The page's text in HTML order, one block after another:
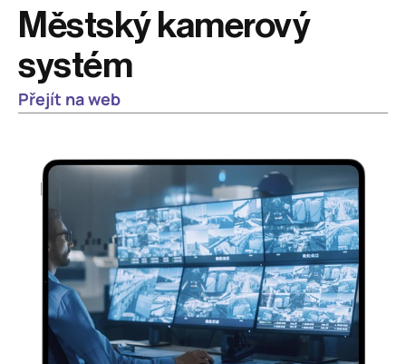
Městský kamerový
systém
Přejít na web